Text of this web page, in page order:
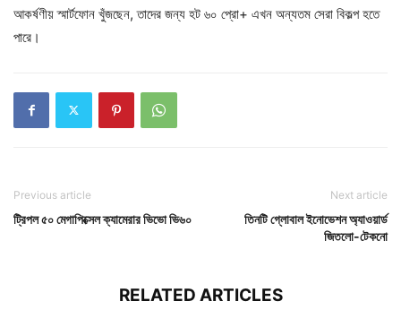
আকর্ষণীয় স্মার্টফোন খুঁজছেন, তাদের জন্য হট ৬০ প্রো+ এখন অন্যতম সেরা বিকল্প হতে
পারে।
Previous article
ট্রিপল ৫০ মেগাপিক্সেল ক্যামেরার ভিভো ভি৬০
Next article
তিনটি গ্লোবাল ইনোভেশন অ্যাওয়ার্ড
জিতলো-টেকনো
RELATED ARTICLES